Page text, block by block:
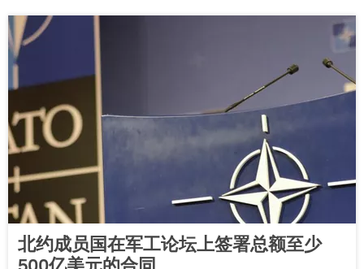
北约成员国在军工论坛上签署总额至少